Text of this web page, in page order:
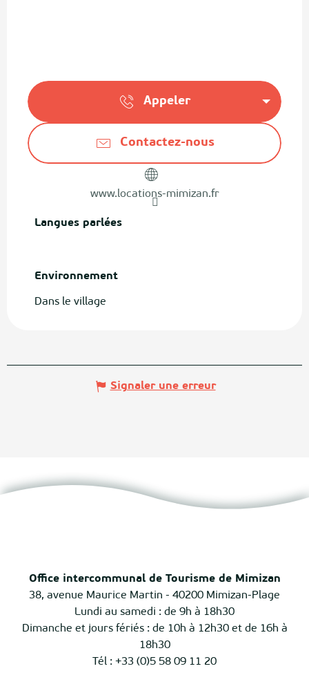
Appeler
Contactez-nous
www.locations-mimizan.fr
Langues parlées
Langues parlées
Environnement
Environnement
Dans le village
Signaler une erreur
Office intercommunal de Tourisme de Mimizan
38, avenue Maurice Martin - 40200 Mimizan-Plage
Lundi au samedi : de 9h à 18h30
Dimanche et jours fériés : de 10h à 12h30 et de 16h à
18h30
Tél : +33 (0)5 58 09 11 20